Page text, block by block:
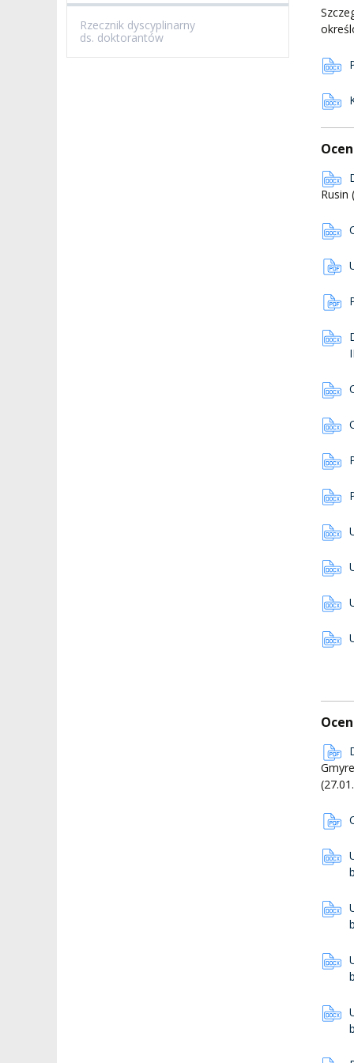
Rzecznik dyscyplinarny
ds. doktorantów
Rusin